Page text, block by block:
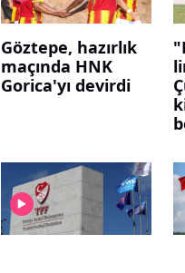
Göztepe, hazırlık
maçında HNK
Gorica'yı devirdi